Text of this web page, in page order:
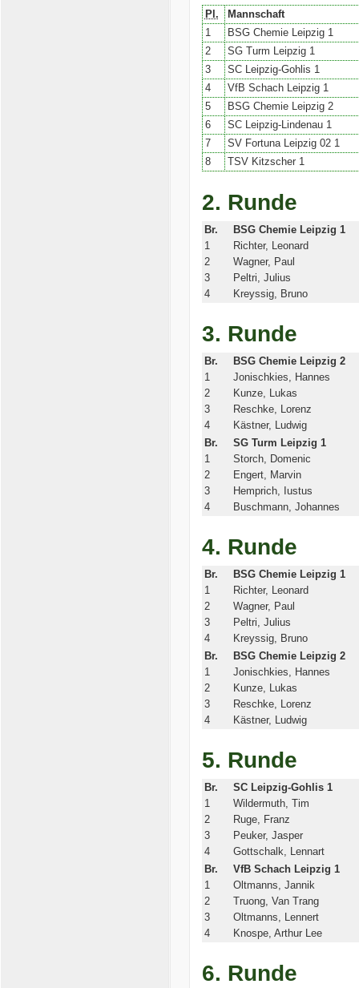
Pl.
Mannschaft
1
BSG Chemie Leipzig 1
2
SG Turm Leipzig 1
3
SC Leipzig-Gohlis 1
4
VfB Schach Leipzig 1
5
BSG Chemie Leipzig 2
6
SC Leipzig-Lindenau 1
7
SV Fortuna Leipzig 02 1
8
TSV Kitzscher 1
2. Runde
Br.
BSG Chemie Leipzig 1
1
Richter, Leonard
2
Wagner, Paul
3
Peltri, Julius
4
Kreyssig, Bruno
3. Runde
Br.
BSG Chemie Leipzig 2
1
Jonischkies, Hannes
2
Kunze, Lukas
3
Reschke, Lorenz
4
Kästner, Ludwig
Br.
SG Turm Leipzig 1
1
Storch, Domenic
2
Engert, Marvin
3
Hemprich, Iustus
4
Buschmann, Johannes
4. Runde
Br.
BSG Chemie Leipzig 1
1
Richter, Leonard
2
Wagner, Paul
3
Peltri, Julius
4
Kreyssig, Bruno
Br.
BSG Chemie Leipzig 2
1
Jonischkies, Hannes
2
Kunze, Lukas
3
Reschke, Lorenz
4
Kästner, Ludwig
5. Runde
Br.
SC Leipzig-Gohlis 1
1
Wildermuth, Tim
2
Ruge, Franz
3
Peuker, Jasper
4
Gottschalk, Lennart
Br.
VfB Schach Leipzig 1
1
Oltmanns, Jannik
2
Truong, Van Trang
3
Oltmanns, Lennert
4
Knospe, Arthur Lee
6. Runde